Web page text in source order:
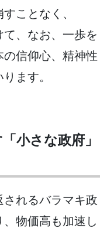
ことなく、
て、なお、一歩を
信仰心、精神性
ます。
小さな政府」
れるバラマキ政
物価高も加速し